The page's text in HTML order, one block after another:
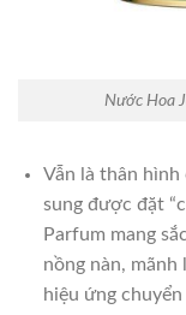
Nước Hoa
Vẫn là thân
sung được đặt
Parfum mang
nồng nàn,
hiệu ứng